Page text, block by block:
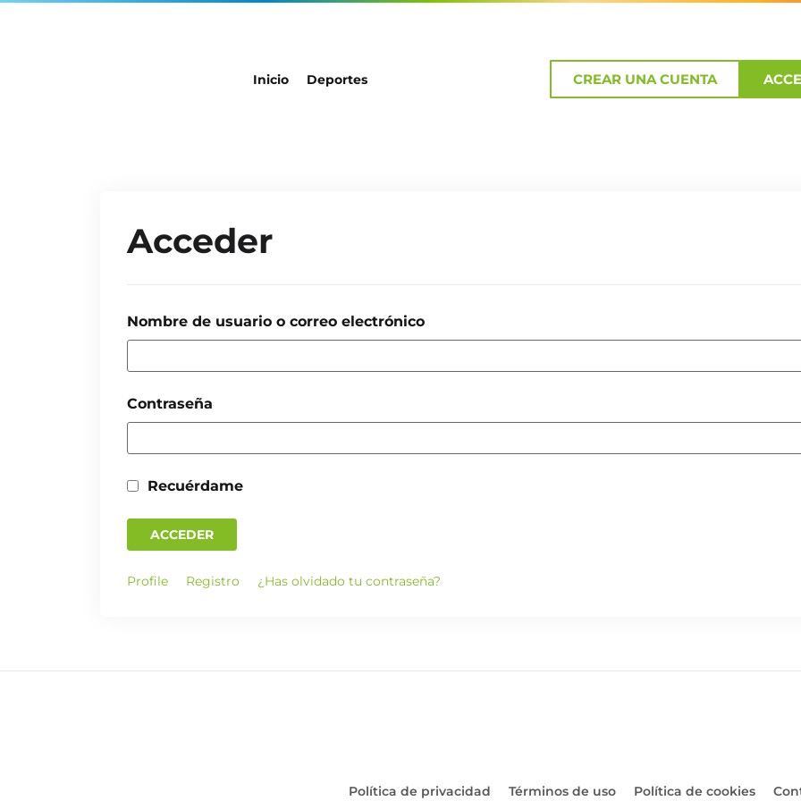
Inicio Deportes CREAR UNA CUENTA
Acceder
Nombre de usuario o correo electrónico
Contraseña
Recuérdame
ACCEDER
Profile Registro ¿Has olvidado tu contraseña?
Política de privacidad Términos de uso Política de cookies